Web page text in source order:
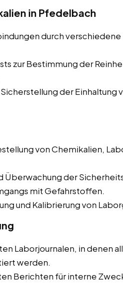
in Pfedelbach
durch verschiedene
zur Bestimmung der
der Einhaltung
von Chemikalien,
Überwachung der
mit Gefahrstoffen.
und Kalibrierung von
Laborjournalen, in denen
werden.
Berichten für interne